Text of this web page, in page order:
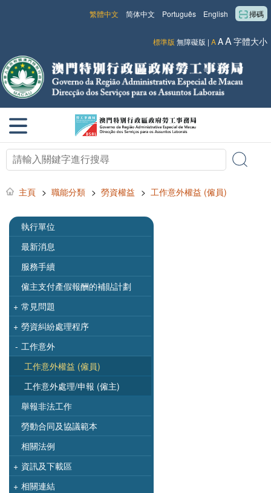
掃碼
English
Português
简体中文
繁體中文
標準版 無障礙版 | AAA字體大小
主頁 > 職能分類 > 勞資權益 > 工作意外權益 (僱員)
執行單位
最新消息
服務手續
僱主支付產假報酬的補貼計劃
+ 常見問題
+ 勞資糾紛處理程序
- 工作意外
工作意外權益 (僱員)
工作意外處理/申報 (僱主)
舉報非法工作
勞動合同及協議範本
相關法例
+ 資訊及下載區
+ 相關連結